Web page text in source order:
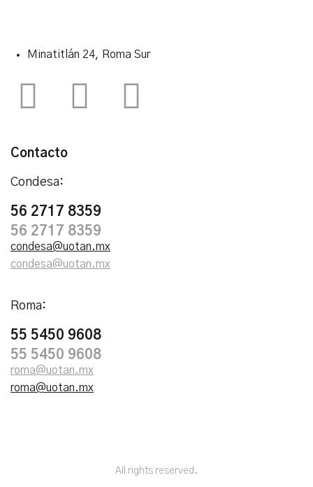
Minatitlán 24, Roma Sur
Contacto
Condesa:
56 2717 8359
56 2717 8359
condesa@uotan.mx
condesa@uotan.mx
Roma:
55 5450 9608
55 5450 9608
roma@uotan.mx
roma@uotan.mx
All rights reserved.